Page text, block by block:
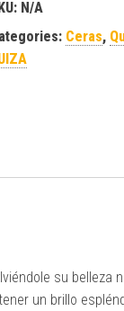
N/A
Ceras,
su belleza
un brillo